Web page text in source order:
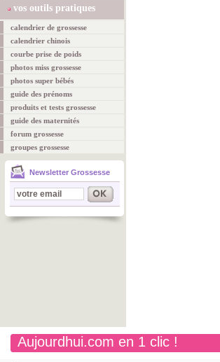
vos outils pratiques
calendrier de grossesse
calendrier chinois
courbe prise de poids
photos miss grossesse
photos super bébés
guide des prénoms
produits et tests grossesse
guide des maternités
forum grossesse
groupes grossesse
Newsletter Grossesse
Aujourdhui.com en 1 clic !